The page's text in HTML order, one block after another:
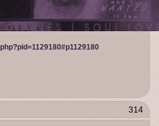
314